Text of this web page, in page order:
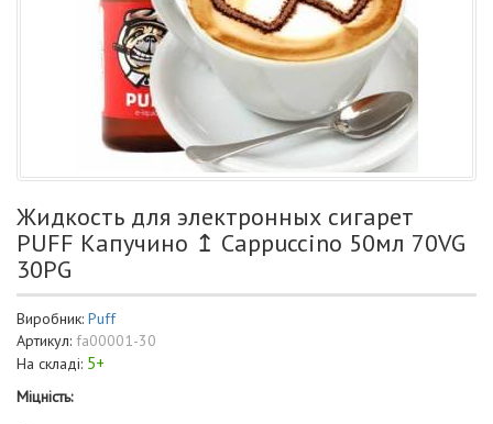
Жидкость для электронных сигарет
PUFF Капучино ↥ Cappuccino 50мл 70VG
30PG
Виробник: Puff
Артикул: fa00001-30
На складі: 5+
Міцність: